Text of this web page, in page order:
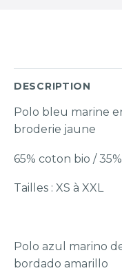
DESCRIPTION
Polo bleu marine
broderie jaune
65% coton bio /
Tailles : XS à XXL
Polo azul marino
bordado amarillo